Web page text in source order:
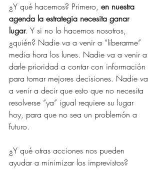
¿Y qué hacemos? Primero, en nuestra
agenda la estrategia necesita ganar
lugar. Y si no lo hacemos nosotros,
¿quién? Nadie va a venir a “liberarme”
media hora los lunes. Nadie va a venir a
darle prioridad a contar con información
para tomar mejores decisiones. Nadie va
a venir a decir que esto que no necesita
resolverse “ya” igual requiere su lugar
hoy, para que no sea un problemón a
futuro.
¿Y qué otras acciones nos pueden
ayudar a minimizar los imprevistos?